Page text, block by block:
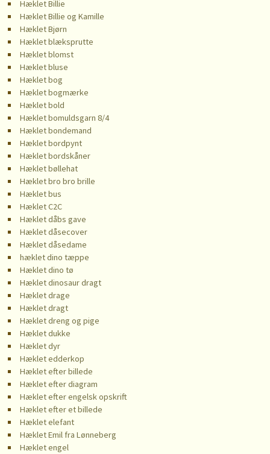
Hæklet Billie
Hæklet Billie og Kamille
Hæklet Bjørn
Hæklet blæksprutte
Hæklet blomst
Hæklet bluse
Hæklet bog
Hæklet bogmærke
Hæklet bold
Hæklet bomuldsgarn 8/4
Hæklet bondemand
Hæklet bordpynt
Hæklet bordskåner
Hæklet bøllehat
Hæklet bro bro brille
Hæklet bus
Hæklet C2C
Hæklet dåbs gave
Hæklet dåsecover
Hæklet dåsedame
hæklet dino tæppe
Hæklet dino tø
Hæklet dinosaur dragt
Hæklet drage
Hæklet dragt
Hæklet dreng og pige
Hæklet dukke
Hæklet dyr
Hæklet edderkop
Hæklet efter billede
Hæklet efter diagram
Hæklet efter engelsk opskrift
Hæklet efter et billede
Hæklet elefant
Hæklet Emil fra Lønneberg
Hæklet engel